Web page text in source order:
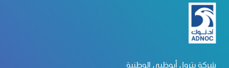
شركة بترول أبوظبي الوطنية